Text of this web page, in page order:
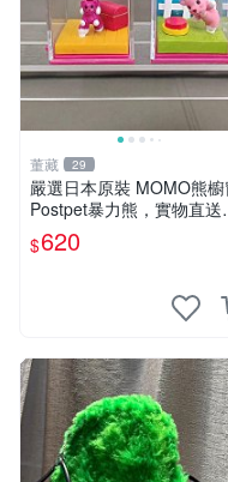
董藏 29
嚴選日本原裝 MOMO熊
Postpet暴力熊，實物直送
臺灣。MOMO熊 暴力熊 熊
櫥窗
$620